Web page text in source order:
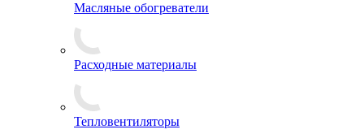
Масляные обогреватели
Расходные материалы
Тепловентиляторы